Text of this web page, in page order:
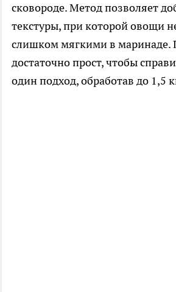
сковороде. Метод позволяет
текстуры, при которой овощи
слишком мягкими в маринаде.
достаточно прост, чтобы
один подход, обработав до 1,5